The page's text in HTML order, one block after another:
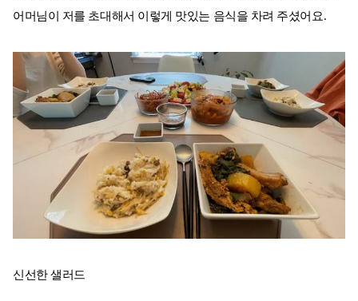
어머님이 저를 초대해서 이렇게 맛있는 음식을 차려 주셨어요.
신선한 샐러드